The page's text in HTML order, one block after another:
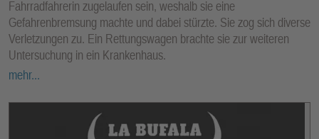
Fahrradfahrerin zugelaufen sein, weshalb sie eine
Gefahrenbremsung machte und dabei stürzte. Sie zog sich diverse
Verletzungen zu. Ein Rettungswagen brachte sie zur weiteren
Untersuchung in ein Krankenhaus.
mehr...